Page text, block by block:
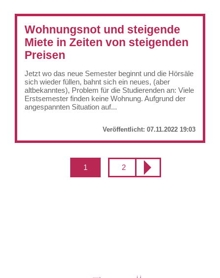
Wohnungsnot und steigende
Miete in Zeiten von steigenden
Preisen
Jetzt wo das neue Semester beginnt und die Hörsäle
sich wieder füllen, bahnt sich ein neues, (aber
altbekanntes), Problem für die Studierenden an: Viele
Erstsemester finden keine Wohnung. Aufgrund der
angespannten Situation auf...
Veröffentlicht:07.11.2022 19:03
1 2